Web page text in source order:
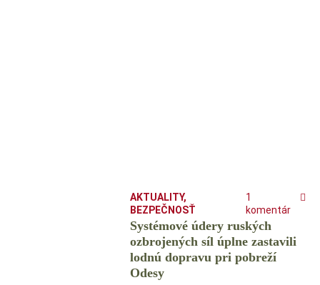
AKTUALITY,
BEZPEČNOSŤ
1
komentár
Systémové údery ruských
ozbrojených síl úplne zastavili
lodnú dopravu pri pobreží
Odesy